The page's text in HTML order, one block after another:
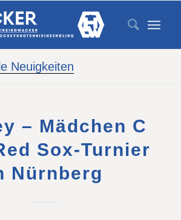
Neuigkeiten
– Mädchen C
Sox-Turnier
Nürnberg